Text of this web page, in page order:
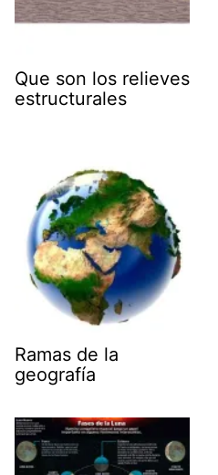
Que son los relieves
estructurales
Ramas de la
geografía